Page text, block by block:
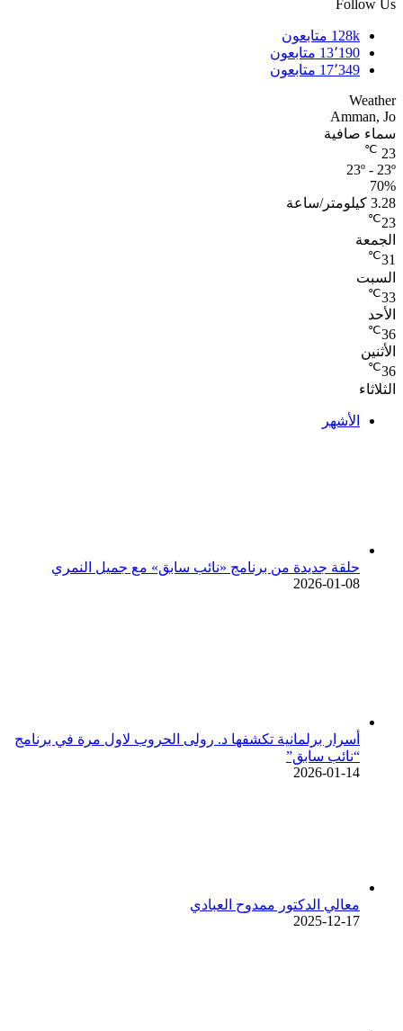
Follow Us
128k متابعون
13٬190 متابعون
17٬349 متابعون
Weather
Amman, Jo
سماء صافية
23
℃
23º - 23º
70%
3.28 كيلومتر/ساعة
23
℃
الجمعة
31
℃
السبت
33
℃
الأحد
36
℃
الأثنين
36
℃
الثلاثاء
الأشهر
حلقة جديدة من برنامج «نائب سابق» مع جميل النمري
2026-01-08
أسرار برلمانية تكشفها د. رولى الحروب لاول مرة في برنامج
“نائب سابق”
2026-01-14
معالي الدكتور ممدوح العبادي
2025-12-17